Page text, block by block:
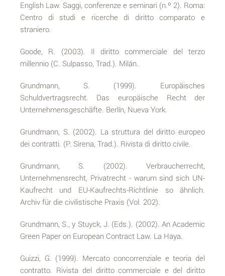
English Law. Saggi, conferenze e seminari (n.º 2). Roma:
Centro di studi e ricerche di diritto comparato e
straniero.
Goode, R. (2003). Il diritto commerciale del terzo
millennio (C. Sulpasso, Trad.). Milán.
Grundmann, S. (1999). Europäisches
Schuldvertragsrecht. Das europäische Recht der
Unternehmensgeschäfte. Berlín, Nueva York.
Grundmann, S. (2002). La struttura del diritto europeo
dei contratti. (P. Sirena, Trad.). Rivista di diritto civile.
Grundmann, S. (2002). Verbraucherrecht,
Unternehmensrecht, Privatrecht - warum sind sich UN-
Kaufrecht und EU-Kaufrechts-Richtlinie so ähnlich.
Archiv für die civilistische Praxis (Vol. 202).
Grundmann, S., y Stuyck, J. (Eds.). (2002). An Academic
Green Paper on European Contract Law. La Haya.
Guizzi, G. (1999). Mercato concorrenziale e teoria del
contratto. Rivista del diritto commerciale e del diritto